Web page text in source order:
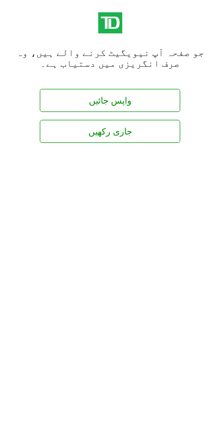
جو صفحہ آپ نیویگیٹ کرنے والے ہیں، وہ
صرف انگریزی میں دستیاب ہے۔
واپس جائیں
جاری رکھیں